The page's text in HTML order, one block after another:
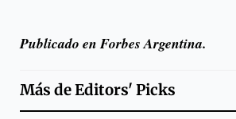
Publicado en Forbes Argentina.
Más deEditors' Picks